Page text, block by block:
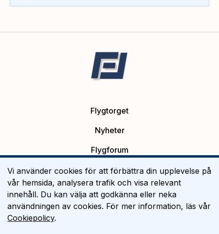
Flygtorget
Nyheter
Flygforum
Platsannonser
Flygutbildning
Om Flygtorget
Vi använder cookies för att förbättra din upplevelse på
vår hemsida, analysera trafik och visa relevant
innehåll. Du kan välja att godkänna eller neka
användningen av cookies. För mer information, läs vår
Cookiepolicy.